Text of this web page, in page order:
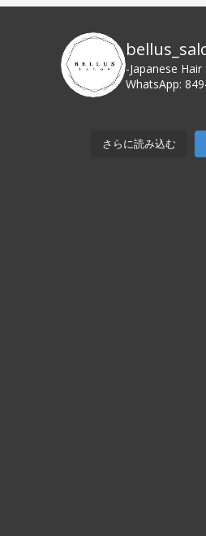
-Japanese
WhatsApp:
さらに読み込む